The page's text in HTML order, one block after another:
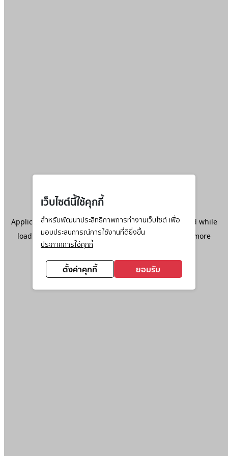
เว็บไซต์นี้ใช้คุกกี้
สำหรับพัฒนาประสิทธิภาพการทำงานเว็บไซต์ เพื่อ
มอบประสบการณ์การใช้งานที่ดียิ่งขึ้น
ประกาศการใช้คุกกี้
ตั้งค่าคุกกี้ ยอมรับ
Application error: aclient-side exception has occurred while
loadingwww.ktc.co.th(see the browser console
for more
information).